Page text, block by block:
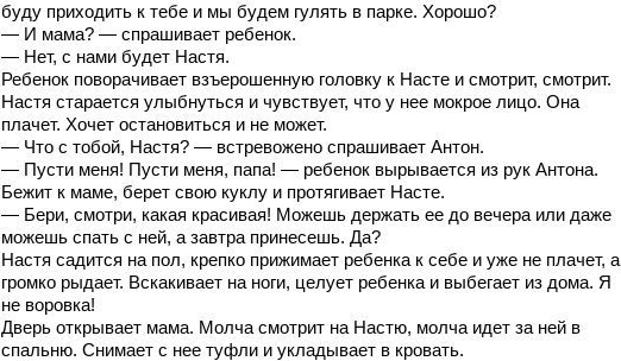
буду приходить к тебе и мы будем гулять в парке. Хорошо?
— И мама? — спрашивает ребенок.
— Нет, с нами будет Настя.
Ребенок поворачивает взъерошенную головку к Насте и смотрит, смотрит.
Настя старается улыбнуться и чувствует, что у нее мокрое лицо. Она
плачет. Хочет остановиться и не может.
— Что с тобой, Настя? — встревожено спрашивает Антон.
— Пусти меня! Пусти меня, папа! — ребенок вырывается из рук Антона.
Бежит к маме, берет свою куклу и протягивает Насте.
— Бери, смотри, какая красивая! Можешь держать ее до вечера или даже
можешь спать с ней, а завтра принесешь. Да?
Настя садится на пол, крепко прижимает ребенка к себе и уже не плачет, а
громко рыдает. Вскакивает на ноги, целует ребенка и выбегает из дома. Я
не воровка!
Дверь открывает мама. Молча смотрит на Настю, молча идет за ней в
спальню. Снимает с нее туфли и укладывает в кровать.